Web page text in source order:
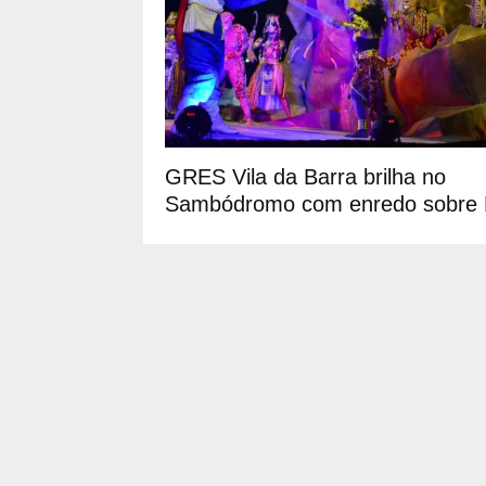
GRES Vila da Barra brilha no
Sambódromo com enredo sobre